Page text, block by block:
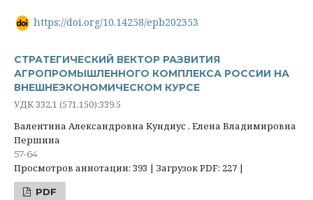
https://doi.org/10.14258/epb202353
СТРАТЕГИЧЕСКИЙ ВЕКТОР РАЗВИТИЯ
АГРОПРОМЫШЛЕННОГО КОМПЛЕКСА РОССИИ НА
ВНЕШНЕЭКОНОМИЧЕСКОМ КУРСЕ
УДК 332.1 (571.150):339.5
Валентина Александровна Кундиус , Елена Владимировна
Першина
57-64
Просмотров аннотации: 393 | Загрузок PDF: 227 |
PDF